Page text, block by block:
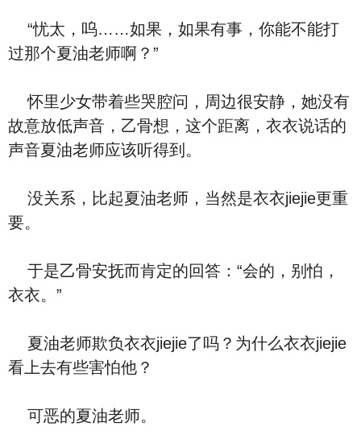
“忧太，呜……如果，如果有事，你能不能打
过那个夏油老师啊？”
怀里少女带着些哭腔问，周边很安静，她没有
故意放低声音，乙骨想，这个距离，衣衣说话的
声音夏油老师应该听得到。
没关系，比起夏油老师，当然是衣衣jiejie更重
要。
于是乙骨安抚而肯定的回答：“会的，别怕，
衣衣。”
夏油老师欺负衣衣jiejie了吗？为什么衣衣jiejie
看上去有些害怕他？
可恶的夏油老师。